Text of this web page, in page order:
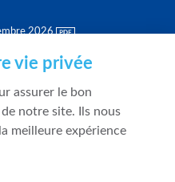
2026
résolution
vie privée
assurer le bon
notre site. Ils nous
meilleure expérience